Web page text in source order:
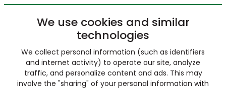
We use cookies and similar
technologies
We collect personal information (such as identifiers
and internet activity) to operate our site, analyze
traffic, and personalize content and ads. This may
involve the "sharing" of your personal information with